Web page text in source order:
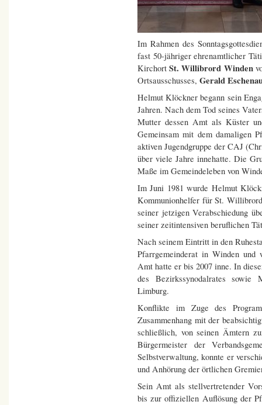
Im Rahmen des
fast 50-jähriger ehrenamtlicher
KirchortSt. Willibrord Winden
Ortsausschusses, Gerald
Helmut Klöckner begann sein
Jahren. Nach dem Tod seines
Mutter dessen Amt als Küster
Gemeinsam mit dem damaligen
aktiven Jugendgruppe der CAJ
über viele Jahre innehatte. Die
Maße im Gemeindeleben von
Im Juni 1981 wurde Helmut
Kommunionhelfer für St.
seiner jetzigen Verabschiedung
seiner zeitintensiven beruflichen
Nach seinem Eintritt in den
Pfarrgemeinderat in Winden und
Amt hatte er bis 2007 inne. In
des Bezirkssynodalrates sowie
Limburg.
Konflikte im Zuge des
Zusammenhang mit der
schließlich, von seinen Ämtern
Bürgermeister der
Selbstverwaltung, konnte er
und Anhörung der örtlichen
Sein Amt als stellvertretender
bis zur offiziellen Auflösung der